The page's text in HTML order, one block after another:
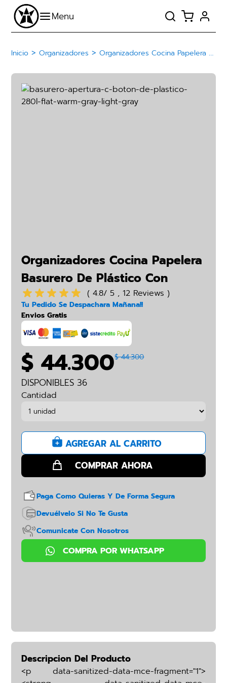
Inicio >Organizadores >Organizadores Cocina Papelera Basurero De Plástico Con Botón
Organizadores Cocina Papelera
Basurero De Plástico Con
Botón
( 4.8/ 5 , 12 Reviews )
Tu Pedido Se Despachara Mañana!!
Envios Gratis
$ 44.300$ 44.300
DISPONIBLES 36
Cantidad
Paga Como Quieras Y De Forma Segura
Devuélvelo Si No Te Gusta
Comunicate Con Nosotros
Descripcion Del Producto
<p data-sanitized-data-mce-fragment="1">